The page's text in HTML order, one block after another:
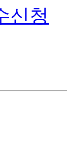
신청